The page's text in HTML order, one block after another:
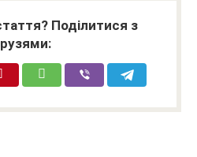
Поділитися з